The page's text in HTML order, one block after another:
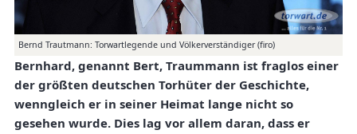
Bernd Trautmann: Torwartlegende und Völkerverständiger (firo)
Bernhard, genannt Bert, Traummann ist fraglos einer
der größten deutschen Torhüter der Geschichte,
wenngleich er in seiner Heimat lange nicht so
gesehen wurde. Dies lag vor allem daran, dass er